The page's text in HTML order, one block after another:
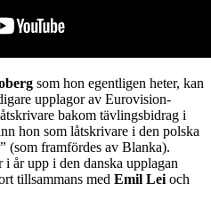
som hon egentligen heter, kan
upplagor av Eurovision-
bakom tävlingsbidrag i
hon som låtskrivare i den polska
(som framfördes av Blanka).
år upp i den danska upplagan
tillsammans med Emil Lei och